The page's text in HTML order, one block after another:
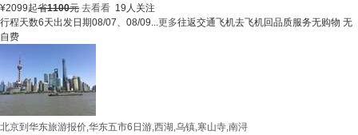
¥2099起省1100元 去看看 19人关注
行程天数6天出发日期08/07、08/09...更多往返交通飞机去飞机回品质服务无购物 无
自费
北京到华东旅游报价,华东五市6日游,西湖,乌镇,寒山寺,南浔